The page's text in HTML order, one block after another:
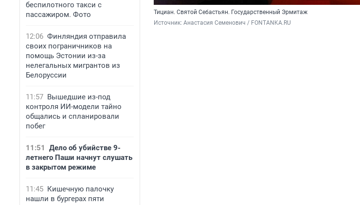
беспилотного такси с
пассажиром. Фото
12:06 Финляндия отправила
своих пограничников на
помощь Эстонии из-за
нелегальных мигрантов из
Белоруссии
11:57 Вышедшие из-под
контроля ИИ-модели тайно
общались и спланировали
побег
11:51
Дело об убийстве 9-
летнего Паши начнут слушать
в закрытом режиме
11:45 Кишечную палочку
нашли в бургерах пяти
Тициан. Святой Себастьян. Государственный Эрмитаж
Источник: Анастасия Семенович / FONTANKA.RU